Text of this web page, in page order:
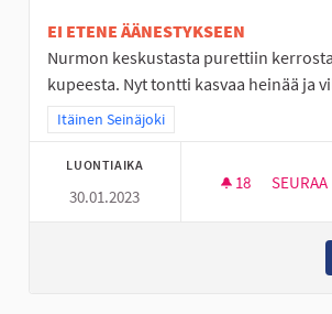
EI ETENE ÄÄNESTYKSEEN
Nurmon keskustasta purettiin
kupeesta. Nyt tontti kasvaa heinää ja
Rajaa tulokset teeman mukaan: Itäinen
Itäinen Seinäjoki
LUONTIAIKA
30.01.2023
18 18
SEURAA